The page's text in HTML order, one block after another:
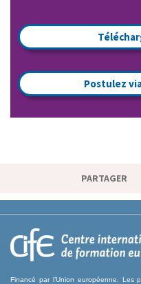
Postulez
PARTAGER
Financé par l’Union européenne. Les